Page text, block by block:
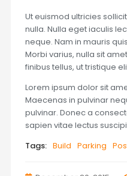
Ut euismod ultricies
nulla. Nulla eget iaculis
neque. Nam in mauris
Morbi varius, nulla sit
finibus tellus, ut tristique
Lorem ipsum dolor sit
Maecenas in pulvinar
pulvinar. Donec a
sapien vitae lectus
Tags: Build Parking